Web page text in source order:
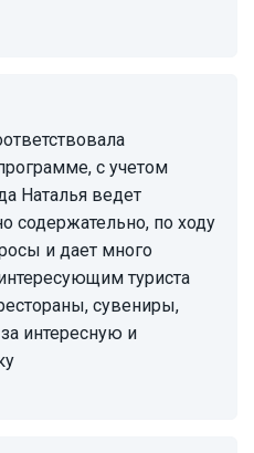
с учетом
Наталья ведет
содержательно, по ходу
и дает много
туриста
сувениры,
интересную и